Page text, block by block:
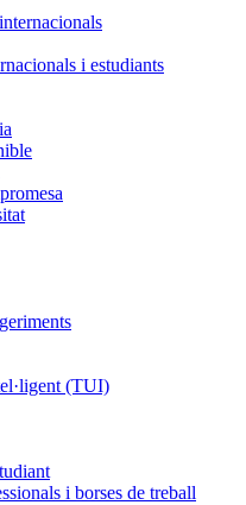
i estudiants
(TUI)
i borses de treball